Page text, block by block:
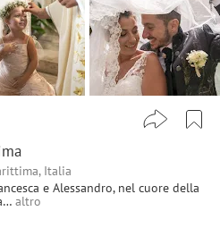
Italia
e Alessandro, nel cuore della
altro